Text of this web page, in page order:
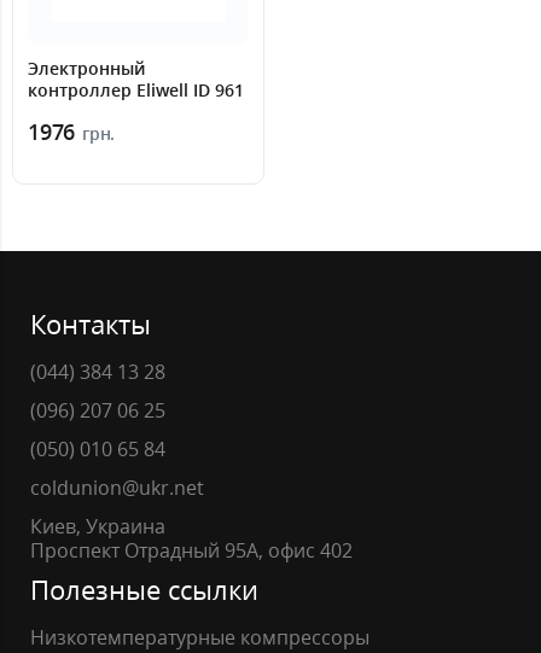
Электронный
контроллер Eliwell ID 961
1976 грн.
Контакты
(044) 384 13 28
(096) 207 06 25
(050) 010 65 84
coldunion@ukr.net
Киев, Украина
Проспект Отрадный 95А, офис 402
Полезные ссылки
Низкотемпературные компрессоры